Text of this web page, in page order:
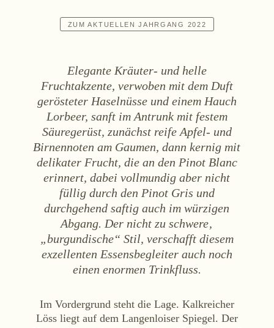
Sekt
Rotwein
Süßwein
ALKOHOLFREI
Fizz Blanc
Fizz Rosé
Grapester Yuzu
Grapester Granatapfel
Grapester Ingwer
KAUFEN
Ab Hof
Bezugsquellen
ZUM AKTUELLEN JAHRGANG 2022
Elegante Kräuter- und helle
Fruchtakzente, verwoben mit dem Duft
gerösteter Haselnüsse und einem Hauch
Lorbeer, sanft im Antrunk mit festem
Säuregerüst, zunächst reife Apfel- und
Birnennoten am Gaumen, dann kernig mit
delikater Frucht, die an den Pinot Blanc
erinnert, dabei vollmundig aber nicht
füllig durch den Pinot Gris und
durchgehend saftig auch im würzigen
Abgang. Der nicht zu schwere‚
„burgundische“ Stil, verschafft diesem
exzellenten Essensbegleiter auch noch
einen enormen Trinkfluss.
Im Vordergrund steht die Lage. Kalkreicher
Löss liegt auf dem Langenloiser Spiegel. Der